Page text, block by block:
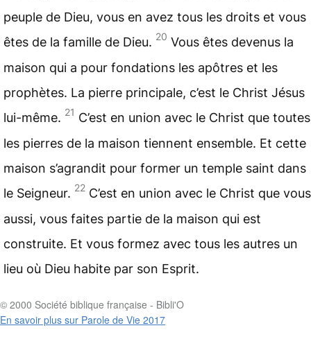
peuple de Dieu, vous en avez tous les droits et vous
êtes de la famille de Dieu. 20 Vous êtes devenus la
maison qui a pour fondations les apôtres et les
prophètes. La pierre principale, c’est le Christ Jésus
lui-même. 21 C’est en union avec le Christ que toutes
les pierres de la maison tiennent ensemble. Et cette
maison s’agrandit pour former un temple saint dans
le Seigneur. 22 C’est en union avec le Christ que vous
aussi, vous faites partie de la maison qui est
construite. Et vous formez avec tous les autres un
lieu où Dieu habite par son Esprit.
© 2000 Société biblique française - Bibli'O
En savoir plus sur Parole de Vie 2017